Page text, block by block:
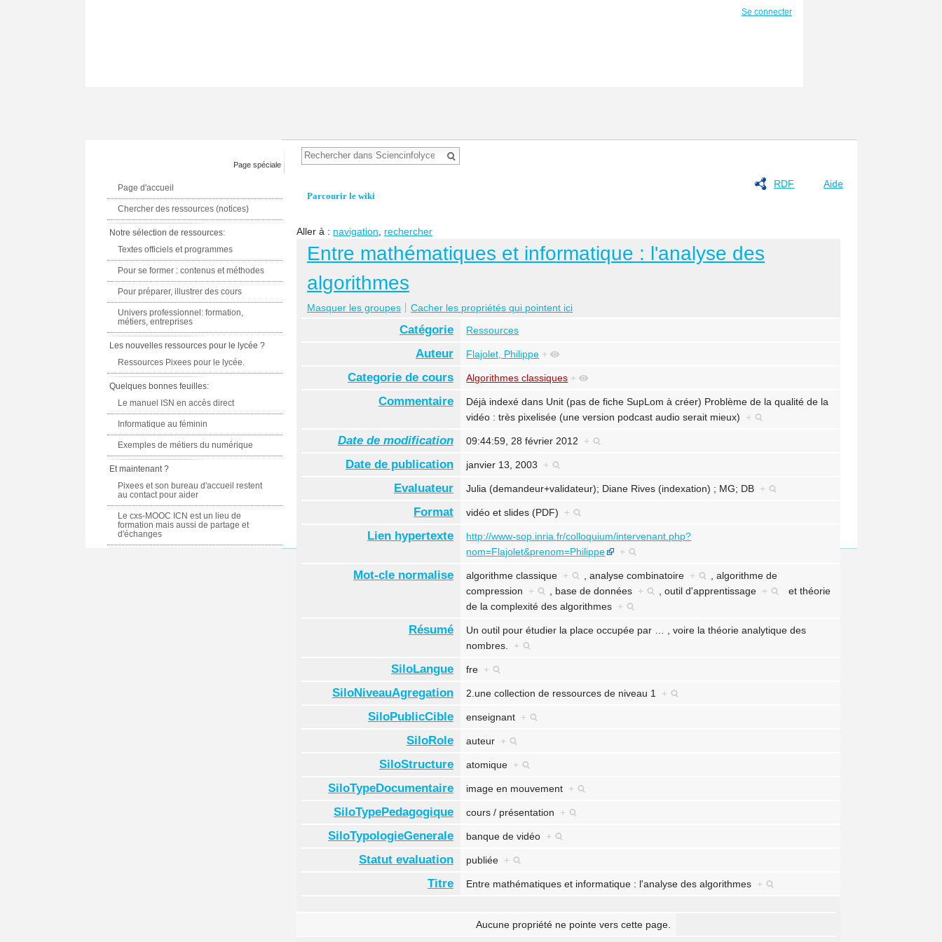
RDF Aide
Parcourir le wiki
Aller à : navigation rechercher
Entre mathématiques et informatique : l'analyse des
algorithmes
Masquer les groupes Cacher les propriétés qui pointent ici
Catégorie Ressources
Auteur Flajolet, Philippe +
Categorie de cours Algorithmes classiques +
Commentaire
Déjà indexé dans Unit (pas de fiche SupLom à créer) Problème de la qualité de la
vidéo : très pixelisée (une version podcast audio serait mieux) +
Date de modification 09:44:59, 28 février 2012 +
Date de publication janvier 13, 2003 +
Evaluateur Julia (demandeur+validateur); Diane Rives (indexation) ; MG; DB +
Format vidéo et slides (PDF) +
Lien hypertexte
http://www-sop.inria.fr/colloquium/intervenant.php?
nom=Flajolet&prenom=Philippe
+
Mot-cle normalise algorithme classique + ,analyse combinatoire + ,algorithme de
compression + base de données + ,outil d'apprentissage + etthéorie
de la complexité des algorithmes +
Résumé Un outil pour étudier la place occupée par
, voire la théorie analytique des
nombres. +
SiloLangue fre +
SiloNiveauAgregation 2.une collection de ressources de niveau 1 +
SiloPublicCible enseignant +
SiloRole auteur +
SiloStructure atomique +
SiloTypeDocumentaire image en mouvement +
SiloTypePedagogique cours / présentation +
SiloTypologieGenerale banque de vidéo +
Statut evaluation publiée +
Titre Entre mathématiques et informatique : l'analyse des algorithmes +
Aucune propriété ne pointe vers cette page.
Se connecter
Page spéciale
Page d'accueil
Chercher des ressources (notices)
Notre sélection de ressources:
Textes officiels et programmes
Pour se former : contenus et méthodes
Pour préparer, illustrer des cours
Univers professionnel: formation,
métiers, entreprises
Les nouvelles ressources pour le lycée ?
Ressources Pixees pour le lycée.
Quelques bonnes feuilles:
Le manuel ISN en accès direct
Informatique au féminin
Exemples de métiers du numérique
Et maintenant ?
Pixees et son bureau d'accueil restent
au contact pour aider
Le cxs-MOOC ICN est un lieu de
formation mais aussi de partage et
d'échanges